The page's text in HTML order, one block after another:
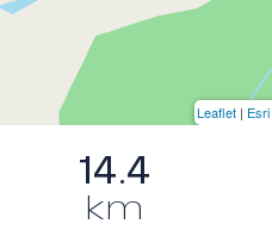
14.4
km
Leaflet | Esri